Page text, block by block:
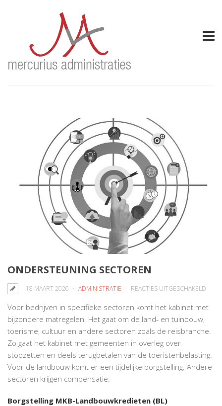
ONDERSTEUNING SECTOREN
18 MAART 2020 ADMINISTRATIE REACTIES UITGESCHAKELD
Voor bedrijven in specifieke sectoren komt het kabinet met
bijzondere matregelen. Het gaat om de land- en tuinbouw,
toerisme, cultuur en andere sectoren zoals de reisbranche.
Zo gaat het kabinet met gemeenten in overleg over
stopzetten en deels terugbetalen van de toeristenbelasting.
Voor de landbouw komt er een tijdelijke borgstelling. Andere
sectoren krijgen compensatie.
Borgstelling MKB-Landbouwkredieten (BL)